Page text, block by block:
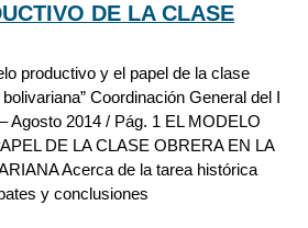
DE LA CLASE
productivo y el papel de la clase
Coordinación General del I
Agosto 2014 / Pág. 1 EL MODELO
DE LA CLASE OBRERA EN LA
Acerca de la tarea histórica
y conclusiones